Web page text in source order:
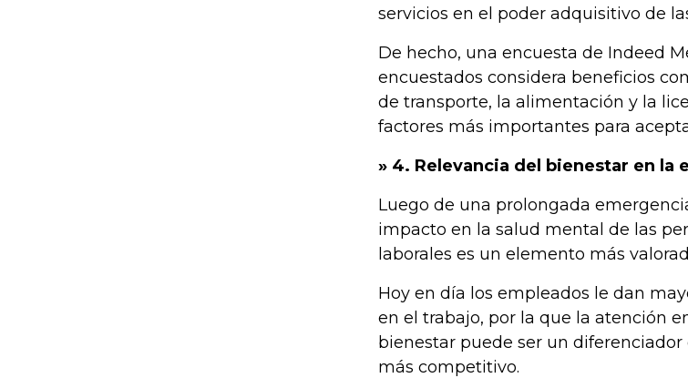
servicios en el poder adquisitivo de
De hecho, una encuesta de Indeed
encuestados considera beneficios
de transporte, la alimentación y la
factores más importantes para
» 4. Relevancia del bienestar en la
Luego de una prolongada
impacto en la salud mental de las
laborales es un elemento más
Hoy en día los empleados le dan
en el trabajo, por la que la atención
bienestar puede ser un
más competitivo.